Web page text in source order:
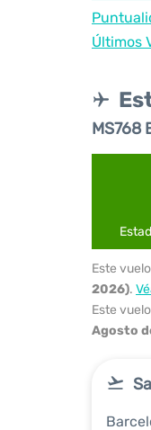
Últimos
MS768
Este
2026).
Este
Agosto